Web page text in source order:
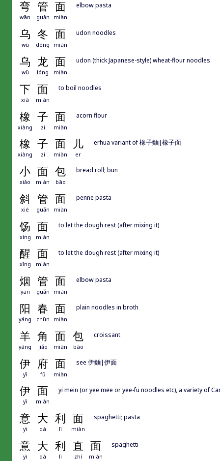
弯 管 面
wān guǎn miàn
elbow pasta
乌 冬 面
wū dōng miàn
udon noodles
乌 龙 面
wū lóng miàn
udon (thick Japanese-style) wheat-flour noodles
下 面
xià miàn
to boil noodles
橡 子 面
xiàng zi miàn
acorn flour
橡 子 面 儿
xiàng zi miàn er
erhua variant of 橡子麵|橡子面
小 面 包
xiǎo miàn bāo
bread roll; bun
斜 管 面
xié guǎn miàn
penne pasta
饧 面
xíng miàn
to let the dough rest (after mixing it)
醒 面
xǐng miàn
to let the dough rest (after mixing it)
烟 管 面
yān guǎn miàn
elbow pasta
阳 春 面
yáng chūn miàn
plain noodles in broth
羊 角 面 包
yáng jiǎo miàn bāo
croissant
伊 府 面
yī fǔ miàn
see 伊麵|伊面
伊 面
yī miàn
yi mein (or yee mee or yee-fu noodles etc), a variety of
意 大 利 面
yì dà lì miàn
spaghetti; pasta
意 大 利 直 面
yì dà lì zhí miàn
spaghetti